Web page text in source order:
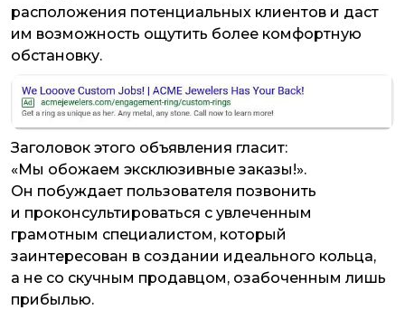
расположения потенциальных клиентов и даст
им возможность ощутить более комфортную
обстановку.
Заголовок этого объявления гласит:
«Мы обожаем эксклюзивные заказы!».
Он побуждает пользователя позвонить
и проконсультироваться с увлеченным
грамотным специалистом, который
заинтересован в создании идеального кольца,
а не со скучным продавцом, озабоченным лишь
прибылью.